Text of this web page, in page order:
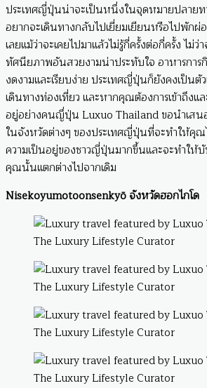
ประเทศญี่ปุ่นน่าจะเป็นหนึ่งในจุดหมายปลาย
อยากจะเดินทางกลับไปเยี่ยมเยียนหรือไปพักผ่
เลยแม้ว่าจะเคยไปมาแล้วไม่รู้กี่ครั้งต่อกี่ครั้ง ไม่ว่
ทัศนียภาพอันสวยงามน่าประทับใจ อาหารกา
งดงามและเรียบง่าย ประเทศญี่ปุ่นก็ยังคงเป็น
เดินทางท่องเที่ยว และหากคุณต้องการเข้าถึงแ
อยู่อย่างคนญึ่ปุ่น Luxuo Thailand ขอนำเส
ในจังหวัดต่างๆ ของประเทศญี่ปุ่นที่จะทำให้คุ
ความเป็นอยู่ของชาวญี่ปุ่นมากขึ้นและจะทำให้
คุณนั้นแตกต่างไปจากเดิม
Nisekoyumotoonsenkyō จังหวัดฮอกไกโด